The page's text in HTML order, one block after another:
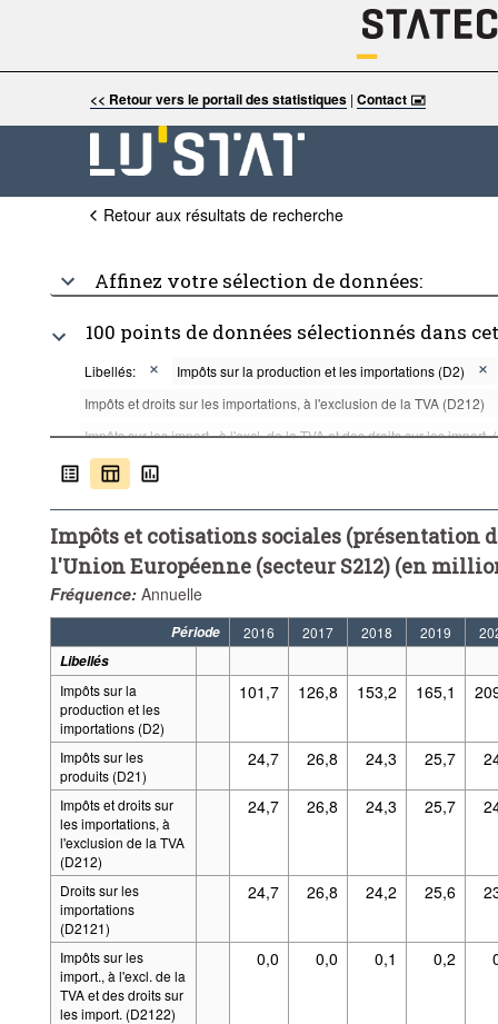
<< Retour vers le portail des statistiques | Contact 🖃
Retour aux résultats de recherche
Affinez votre sélection de données:
100 points de données sélectionnés dans
Libellés:
Impôts sur la production et les importations (D2)
Impôts et droits sur les importations, à l'exclusion de la TVA (D212)
Impôts sur les import., à l'excl. de la TVA et des droits sur les import.
Prélèvements sur les produits agricoles importés (D2122A)
Total recettes fiscales et contributions sociales (D2+D5+D91+D611)
Fréquence:
Annuelle Période: Début: 2016
Fin:
Supprimer tout
Impôts et cotisations sociales (présentation
l'Union Européenne (secteur S212) (en
Fréquence: Annuelle
Période 2016 2017 2018 2019
Libellés
Impôts sur la
production et les
importations (D2)
101,7 126,8 153,2 165,1
Impôts sur les
produits (D21)
24,7 26,8 24,3 25,7
Impôts et droits sur
les importations, à
l'exclusion de la TVA
(D212)
24,7 26,8 24,3 25,7
Droits sur les
importations
(D2121)
24,7 26,8 24,2 25,6
Impôts sur les
import., à l'excl. de la
TVA et des droits sur
les import. (D2122)
0,0 0,0 0,1 0,2